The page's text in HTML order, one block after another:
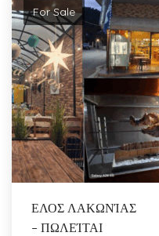
For Sale
ΕΛΟΣ ΛΑΚΩΝΊΑΣ
– ΠΩΛΕΊΤΑΙ